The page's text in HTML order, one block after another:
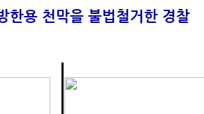
한용 천막을 불법철거한 경찰